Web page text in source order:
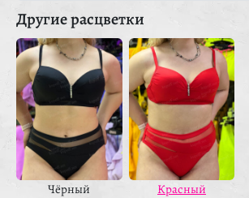
Другие расцветки
Чёрный Красный